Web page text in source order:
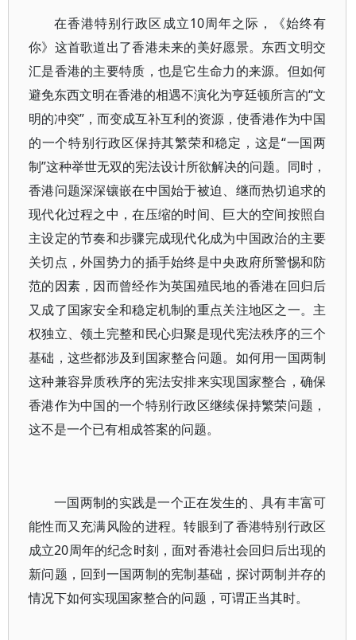
在香港特别行政区成立10周年之际，《始终有
你》这首歌道出了香港未来的美好愿景。东西文明交
汇是香港的主要特质，也是它生命力的来源。但如何
避免东西文明在香港的相遇不演化为亨廷顿所言的“文
明的冲突”，而变成互补互利的资源，使香港作为中国
的一个特别行政区保持其繁荣和稳定，这是“一国两
制”这种举世无双的宪法设计所欲解决的问题。同时，
香港问题深深镶嵌在中国始于被迫、继而热切追求的
现代化过程之中，在压缩的时间、巨大的空间按照自
主设定的节奏和步骤完成现代化成为中国政治的主要
关切点，外国势力的插手始终是中央政府所警惕和防
范的因素，因而曾经作为英国殖民地的香港在回归后
又成了国家安全和稳定机制的重点关注地区之一。主
权独立、领土完整和民心归聚是现代宪法秩序的三个
基础，这些都涉及到国家整合问题。如何用一国两制
这种兼容异质秩序的宪法安排来实现国家整合，确保
香港作为中国的一个特别行政区继续保持繁荣问题，
这不是一个已有相成答案的问题。
一国两制的实践是一个正在发生的、具有丰富可
能性而又充满风险的进程。转眼到了香港特别行政区
成立20周年的纪念时刻，面对香港社会回归后出现的
新问题，回到一国两制的宪制基础，探讨两制并存的
情况下如何实现国家整合的问题，可谓正当其时。